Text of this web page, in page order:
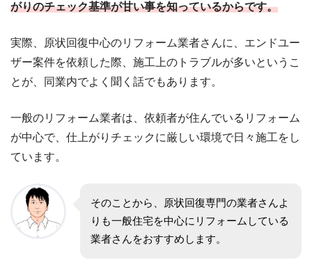
がりのチェック基準が甘い事を知っているからです。
実際、原状回復中心のリフォーム業者さんに、エンドユー
ザー案件を依頼した際、施工上のトラブルが多いというこ
とが、同業内でよく聞く話でもあります。
一般のリフォーム業者は、依頼者が住んでいるリフォーム
が中心で、仕上がりチェックに厳しい環境で日々施工をし
ています。
そのことから、原状回復専門の業者さんよ
りも一般住宅を中心にリフォームしている
業者さんをおすすめします。